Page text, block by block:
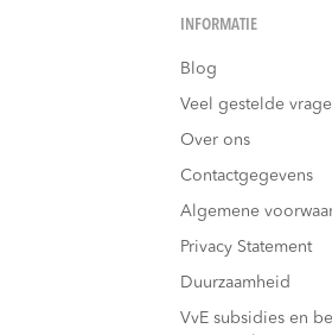
INFORMATIE
Blog
Veel gestelde
Over ons
Contactgegevens
Algemene
Privacy Statement
Duurzaamheid
VvE subsidies en